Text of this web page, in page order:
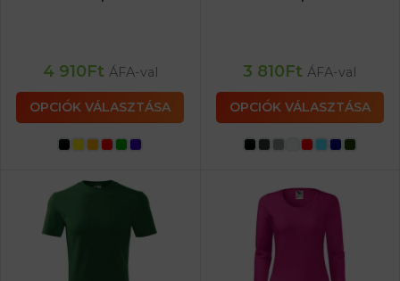
4 910Ft ÁFA-val
OPCIÓK VÁLASZTÁSA
3 810Ft ÁFA-val
OPCIÓK VÁLASZTÁSA